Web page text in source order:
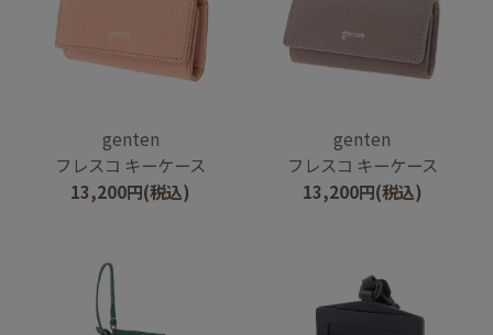
genten
フレスコ キーケース
13,200円(税込)
genten
フレスコ キーケース
13,200円(税込)